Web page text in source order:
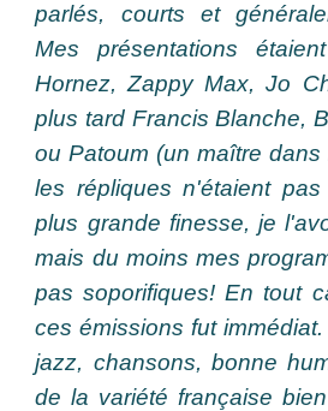
parlés, courts et
Mes présentations
Hornez, Zappy Max, Jo
plus tard Francis Blanche,
ou Patoum (un maître dans
les répliques n'étaient
plus grande finesse, je
mais du moins mes
pas soporifiques! En tout
ces émissions fut
jazz, chansons, bonne
de la variété française